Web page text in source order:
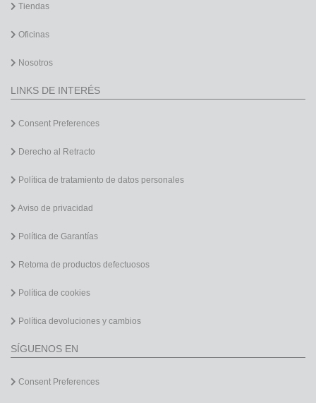
Tiendas
Oficinas
Nosotros
LINKS DE INTERÉS
Consent Preferences
Derecho al Retracto
Política de tratamiento de datos personales
Aviso de privacidad
Política de Garantías
Retoma de productos defectuosos
Política de cookies
Política devoluciones y cambios
SÍGUENOS EN
Consent Preferences